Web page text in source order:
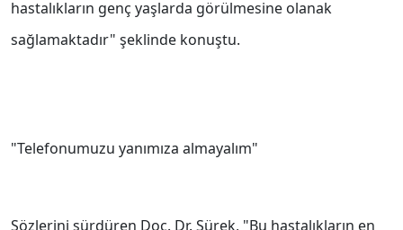
hastalıkların genç yaşlarda görülmesine olanak
sağlamaktadır" şeklinde konuştu.
"Telefonumuzu yanımıza almayalım"
Sözlerini sürdüren Doç. Dr. Sürek, "Bu hastalıkların en